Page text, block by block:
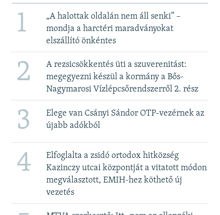
1
„A halottak oldalán nem áll senki” –
mondja a harctéri maradványokat
elszállító önkéntes
2
A rezsicsökkentés üti a szuverenitást:
megegyezni készül a kormány a Bős-
Nagymarosi Vízlépcsőrendszerről 2. rész
3
Elege van Csányi Sándor OTP-vezérnek az
újabb adókból
4
Elfoglalta a zsidó ortodox hitközség
Kazinczy utcai központját a vitatott módon
megválasztott, EMIH-hez köthető új
vezetés